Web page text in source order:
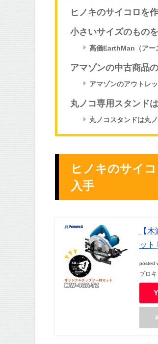
ヒノキのサイコロを
小さいサイズのもの
高儀EarthMan（アー
アマゾンの中古商品
アマゾンのアウトレ
丸ノコ専用スタンド
丸ノコスタンドは丸
ヒノキのサイ
入手
【
ット
posted
プロ